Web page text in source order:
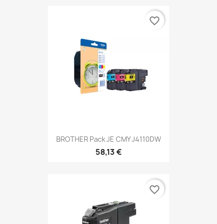
BROTHER Pack JE CMY J4110DW
58,13 €
favorite_border
favorite_border